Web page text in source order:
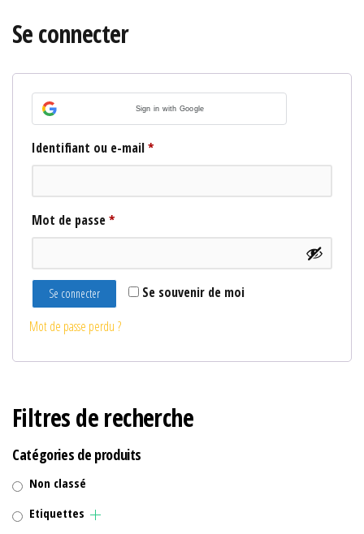
Se connecter
Sign in with Google
Identifiant ou e-mail*Obligatoire
Mot de passe*Obligatoire
Se souvenir de moi
Se connecter
Mot de passe perdu ?
Filtres de recherche
Catégories de produits
Non classé
Etiquettes